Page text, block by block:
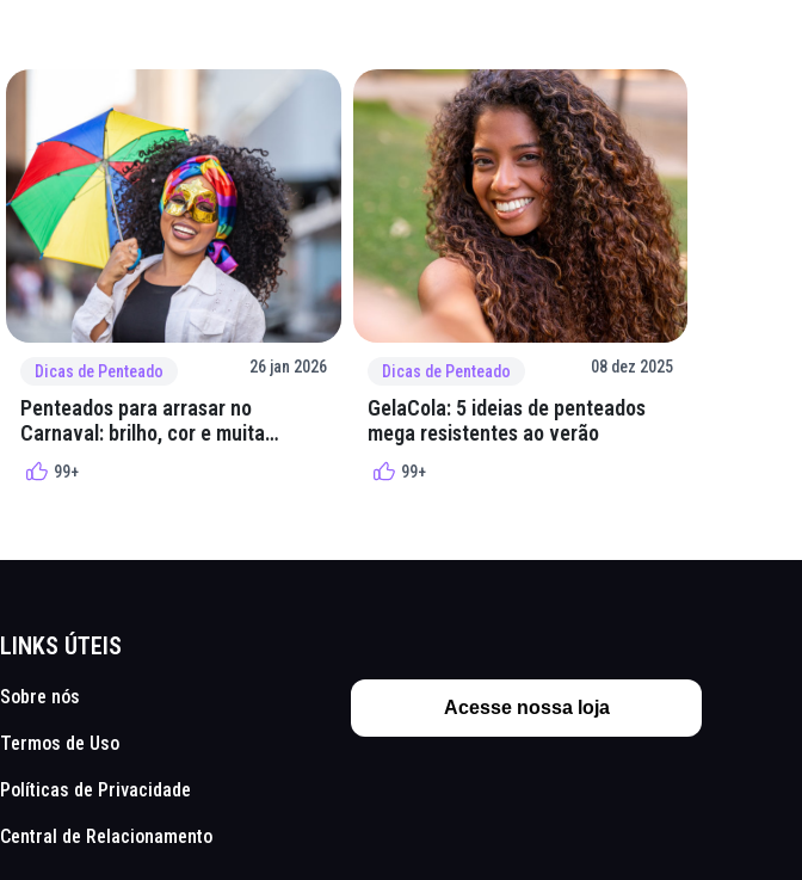
Dicas de Penteado 26 jan 2026
Penteados para arrasar no
Carnaval: brilho, cor e muita
criatividade
99+
Dicas de Penteado 08 dez 2025
GelaCola: 5 ideias de penteados
mega resistentes ao verão
99+
LINKS ÚTEIS
Sobre nós
Termos de Uso
Políticas de Privacidade
Central de Relacionamento
Acesse nossa loja